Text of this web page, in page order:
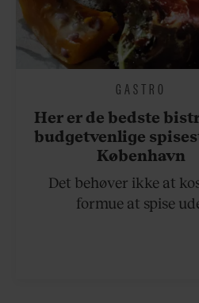
GASTRO
Her er de bedste
budgetvenlige
København
Det behøver ikke at
formue at spise